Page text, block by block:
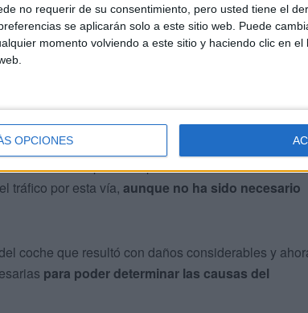
no requerir de su consentimiento, pero usted tiene el
se aplicarán solo a este sitio web. Puede
momento volviendo a este sitio y haciendo clic en
OPCIONES
Local como parte del protocolo cuando ocurren
tráfico por esta vía, aunque no ha sido necesario
coche que resultó con daños considerables y
para poder determinar las causas del